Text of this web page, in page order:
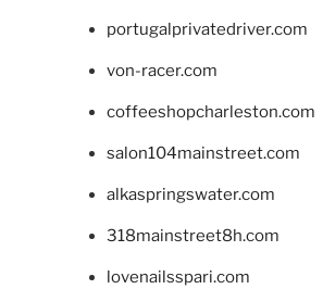
portugalprivatedriver.com
von-racer.com
coffeeshopcharleston.com
salon104mainstreet.com
alkaspringswater.com
318mainstreet8h.com
lovenailsspari.com